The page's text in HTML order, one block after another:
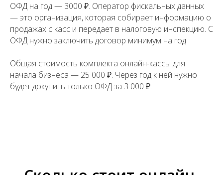
ОФД на год — 3000 ₽. Оператор фискальных данных
— это организация, которая собирает информацию о
продажах с касс и передает в налоговую инспекцию. С
ОФД нужно заключить договор минимум на год.
Общая стоимость комплекта онлайн-кассы для
начала бизнеса — 25 000 ₽. Через год к ней нужно
будет докупить только ОФД за 3 000 ₽.